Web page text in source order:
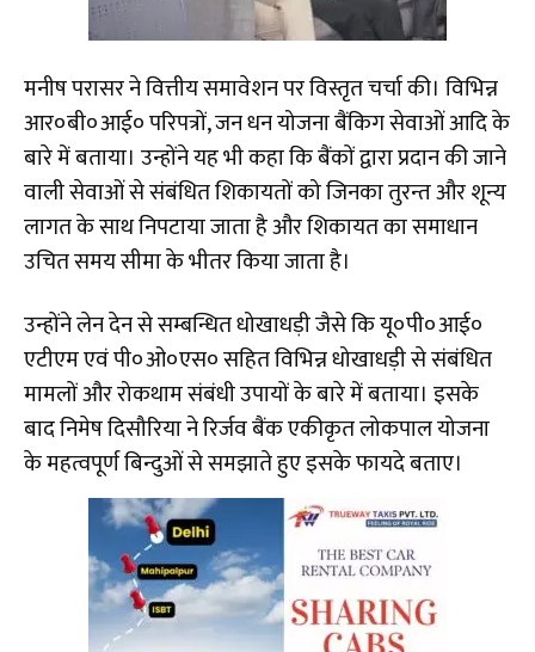
मनीष परासर ने वित्तीय समावेशन पर विस्तृत चर्चा की। विभिन्न
आर०बी०आई० परिपत्रों, जन धन योजना बैंकिग सेवाओं आदि के
बारे में बताया। उन्होंने यह भी कहा कि बैंकों द्वारा प्रदान की जाने
वाली सेवाओं से संबंधित शिकायतों को जिनका तुरन्त और शून्य
लागत के साथ निपटाया जाता है और शिकायत का समाधान
उचित समय सीमा के भीतर किया जाता है।
उन्होंने लेन देन से सम्बन्धित धोखाधड़ी जैसे कि यू०पी०आई०
एटीएम एवं पी०ओ०एस० सहित विभिन्न धोखाधड़ी से संबंधित
मामलों और रोकथाम संबंधी उपायों के बारे में बताया। इसके
बाद निमेष दिसौरिया ने रिर्जव बैंक एकीकृत लोकपाल योजना
के महत्वपूर्ण बिन्दुओं से समझाते हुए इसके फायदे बताए।